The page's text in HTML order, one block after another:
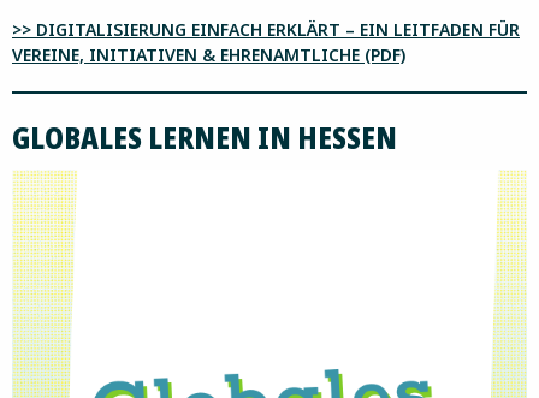
>> DIGITALISIERUNG EINFACH ERKLÄRT – EIN LEITFADEN FÜR
VEREINE, INITIATIVEN & EHRENAMTLICHE (PDF)
GLOBALES LERNEN IN HESSEN